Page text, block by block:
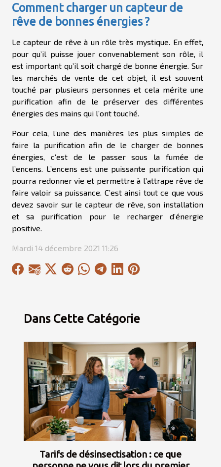
Comment charger un capteur de
rêve de bonnes énergies ?
Le capteur de rêve à un rôle très mystique. En effet,
pour qu’il puisse jouer convenablement son rôle, il
est important qu’il soit chargé de bonne énergie. Sur
les marchés de vente de cet objet, il est souvent
touché par plusieurs personnes et cela mérite une
purification afin de le préserver des différentes
énergies des mains qui l’ont touché.
Pour cela, l’une des manières les plus simples de
faire la purification afin de le charger de bonnes
énergies, c’est de le passer sous la fumée de
l’encens. L’encens est une puissante purification qui
pourra redonner vie et permettre à l’attrape rêve de
faire valoir sa puissance. C’est ainsi tout ce que vous
devez savoir sur le capteur de rêve, son installation
et sa purification pour le recharger d’énergie
positive.
Mardi 14 décembre 2021 11:26
Dans Cette Catégorie
Tarifs de désinsectisation : ce que